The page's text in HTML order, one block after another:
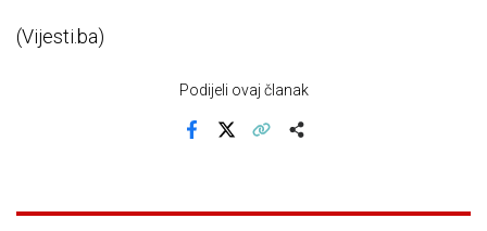
(Vijesti.ba)
Podijeli ovaj članak